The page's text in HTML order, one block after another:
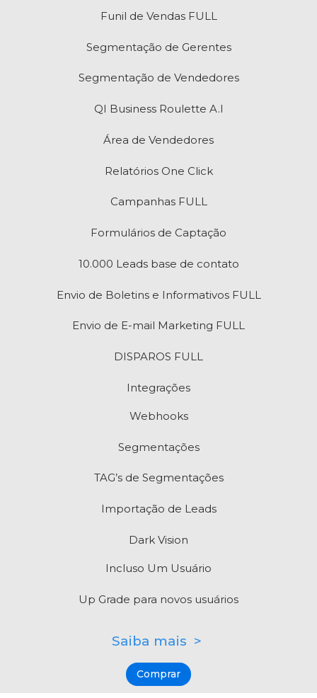
Funil de Vendas FULL
Segmentação de Gerentes
Segmentação de Vendedores
QI Business Roulette A.I
Área de Vendedores
Relatórios One Click
Campanhas FULL
Formulários de Captação
10.000 Leads base de contato
Envio de Boletins e Informativos FULL
Envio de E-mail Marketing FULL
DISPAROS FULL
Integrações
Webhooks
Segmentações
TAG’s de Segmentações
Importação de Leads
Dark Vision
Incluso Um Usuário
Up Grade para novos usuários
Saiba mais >
Comprar